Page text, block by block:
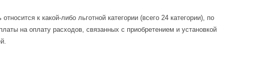
к какой-либо льготной категории (всего 24 категории), по
на оплату расходов, связанных с приобретением и установкой